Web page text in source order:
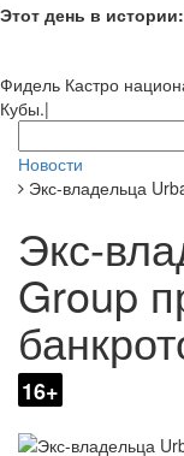
Этот день в истории:
Фидель Кастро
Кубы.|
Новости
Экс-владельца
Экс-
Group
16+